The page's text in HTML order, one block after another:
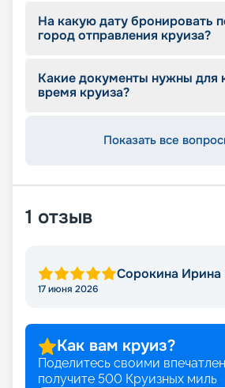
На какую дату бронировать
город отправления круиза?
Какие документы нужны для
время круиза?
Показать все
1 отзыв
Сорокина Ирина
17 июня 2026
Как вам круиз?
Поделитесь своими
получите 500 Круизных миль